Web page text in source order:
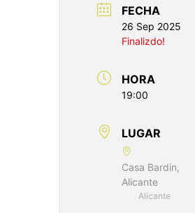
FECHA
26 Sep 2025
Finalizdo!
HORA
19:00
LUGAR
Casa Bardin,
Alicante
Alicante